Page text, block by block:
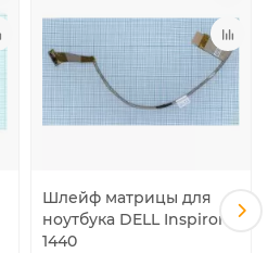
Шлейф матрицы для
ноутбука DELL Inspiron
1440